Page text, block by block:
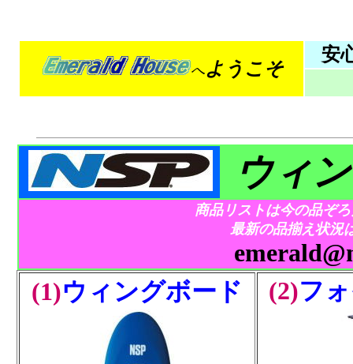
へようこそ
安
ウィ
商品リストは今の品ぞ
最新の品揃え状況
(1)ウィングボード (2)フ